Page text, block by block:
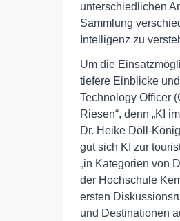
unterschiedlichen
Sammlung
Intelligenz zu
Um die
tiefere Einblicke
Technology Officer
Riesen“, denn „KI
Dr. Heike Döll-
gut sich KI zur
„in Kategorien von
der Hochschule
ersten
und Destinationen